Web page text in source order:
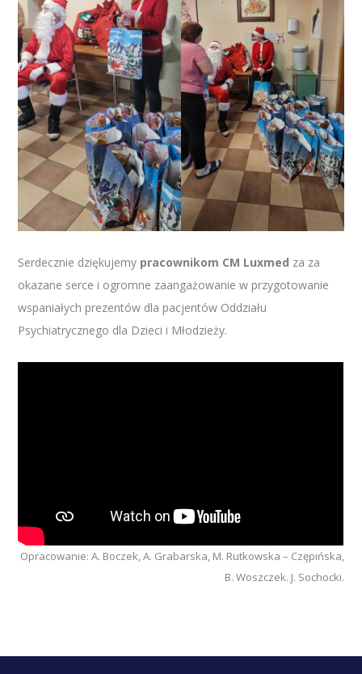
Serdecznie dziękujemy pracownikom CM Luxmed za za
okazane serce i ogromne zaangażowanie w przygotowanie
wspaniałych prezentów dla pacjentów Oddziału
Psychiatrycznego dla Dzieci i Młodzieży.
Opracowanie: A. Boczek, A. Grabarska, M. Rutkowska – Czępińska,
B. Woszczek. J. Sochocki.